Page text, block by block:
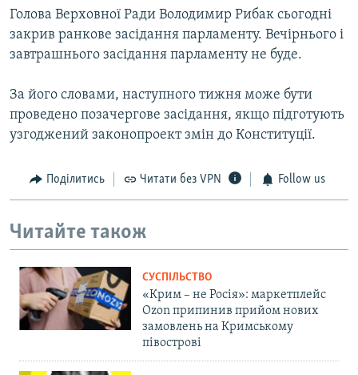
Голова Верховної Ради Володимир Рибак сьогодні
закрив ранкове засідання парламенту. Вечірнього і
завтрашнього засідання парламенту не буде.
За його словами, наступного тижня може бути
проведено позачергове засідання, якщо підготують
узгоджений законопроект змін до Конституції.
Поділитись Читати без VPN Follow us
Читайте також
СУСПІЛЬСТВО
«Крим – не Росія»: маркетплейс
Ozon припинив прийом нових
замовлень на Кримському
півострові